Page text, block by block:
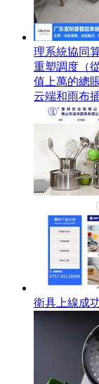
理系統協同
重塑調度（
值上萬的總
云端和雨布
衛具上線成